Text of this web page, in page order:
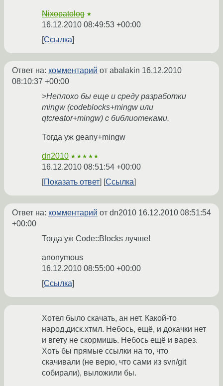
Nixopatolog ★
16.12.2010 08:49:53 +00:00
Ссылка
Ответ на: комментарий от abalakin 16.12.2010
08:10:37 +00:00
>Неплохо бы еще и среду разработки
mingw (codeblocks+mingw или
qtcreator+mingw) с библиотеками.
Тогда уж geany+mingw
dn2010 ★★★★★
16.12.2010 08:51:54 +00:00
Показать ответ
Ссылка
Ответ на: комментарий от dn2010 16.12.2010 08:51:54
+00:00
Тогда уж Code::Blocks лучше!
anonymous
16.12.2010 08:55:00 +00:00
Ссылка
Хотел было скачать, ан нет. Какой-то
народ.диск.хтмл. Небось, ещё, и докачки нет
и вгету не скормишь. Небось ещё и варез.
Хоть бы прямые ссылки на то, что
скачивали (не верю, что сами из svn/git
собирали), выложили бы.